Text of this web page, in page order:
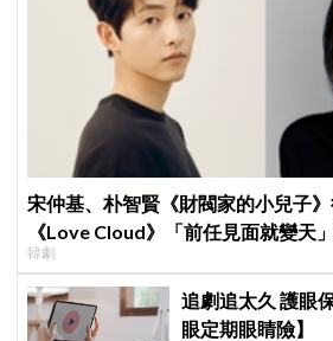
宋仲基、朴智賢《財閥家的小兒子》
《Love Cloud》「前任見面就變天
韓劇
追劇追太久 護眼
眼定期眼睛險】